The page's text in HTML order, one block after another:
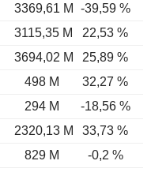
3369,61 M -39,59 %
3115,35 M 22,53 %
3694,02 M 25,89 %
498 M 32,27 %
294 M -18,56 %
2320,13 M 33,73 %
829 M -0,2 %